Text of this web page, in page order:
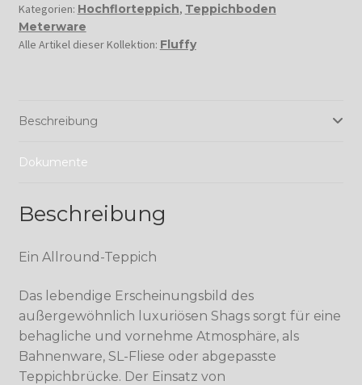
Kategorien: Hochflorteppich, Teppichboden
Meterware
Alle Artikel dieser Kollektion: Fluffy
Beschreibung
Dokumente
Beschreibung
Ein Allround-Teppich
Das lebendige Erscheinungsbild des
außergewöhnlich luxuriösen Shags sorgt für eine
behagliche und vornehme Atmosphäre, als
Bahnenware, SL-Fliese oder abgepasste
Teppichbrücke. Der Einsatz von